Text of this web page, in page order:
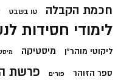
חכמת הקבלה טו בשבט
לימודי חסידות
ליקוטי מוהר"ן מיסטיקה
ספר הזוהר פורים פרשת